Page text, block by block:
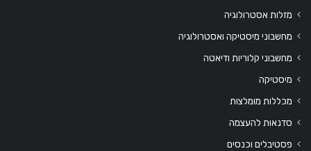
מזלות אסטרולוגיה
מחשבוני מיסטיקה ואסטרולוגיה
מחשבוני קלוריות ודיאטה
מיסטיקה
מכללות מומלצות
סדנאות להעצמה
פסטיבלים וכנסים